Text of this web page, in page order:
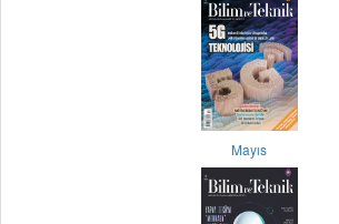
Mayıs